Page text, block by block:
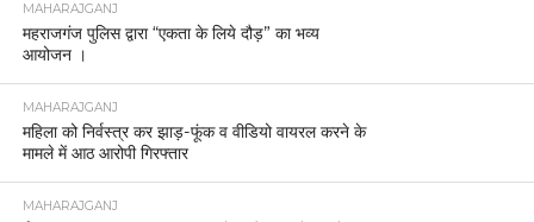
MAHARAJGANJ
महराजगंज पुलिस द्वारा “एकता के लिये दौड़” का भव्य
आयोजन ।
MAHARAJGANJ
महिला को निर्वस्त्र कर झाड़-फूंक व वीडियो वायरल करने के
मामले में आठ आरोपी गिरफ्तार
MAHARAJGANJ